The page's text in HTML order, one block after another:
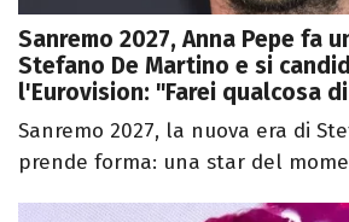
Sanremo 2027, Anna Pepe fa
Stefano De Martino e si
l'Eurovision: "Farei qualcosa
Sanremo 2027, la nuova era di
prende forma: una star del